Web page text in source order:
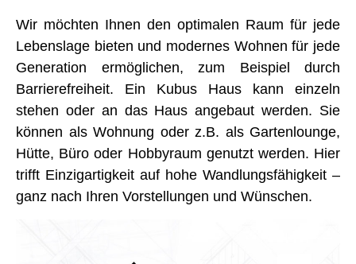
Wir möchten Ihnen den optimalen Raum für jede
Lebenslage bieten und modernes Wohnen für jede
Generation ermöglichen, zum Beispiel durch
Barrierefreiheit. Ein Kubus Haus kann einzeln
stehen oder an das Haus angebaut werden. Sie
können als Wohnung oder z.B. als Gartenlounge,
Hütte, Büro oder Hobbyraum genutzt werden. Hier
trifft Einzigartigkeit auf hohe Wandlungsfähigkeit –
ganz nach Ihren Vorstellungen und Wünschen.